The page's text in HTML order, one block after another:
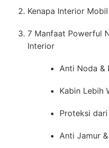
Kenapa Interior
7 Manfaat Powerful
Interior
Anti Noda &
Kabin Lebih
Proteksi
Anti Jamur